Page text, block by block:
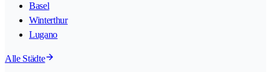
Basel
Winterthur
Lugano
Alle Städte